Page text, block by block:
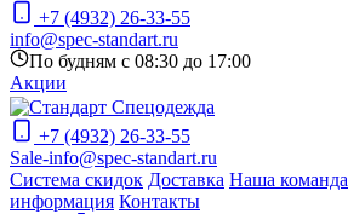
+7 (4932) 26-33-55
info@spec-standart.ru
По будням с 08:30 до 17:00
Акции
+7 (4932) 26-33-55
Sale-info@spec-standart.ru
Система скидок Доставка Наша команда
информация Контакты